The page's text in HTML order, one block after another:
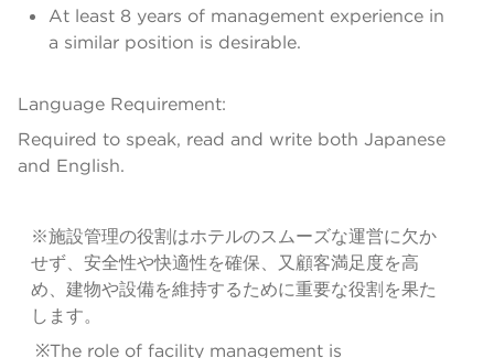
At least 8 years of management experience in
a similar position is desirable.
Language Requirement:
Required to speak, read and write both Japanese
and English.
※施設管理の役割はホテルのスムーズな運営に欠か
せず、安全性や快適性を確保、又顧客満足度を高
め、建物や設備を維持するために重要な役割を果た
します。
※The role of facility management is